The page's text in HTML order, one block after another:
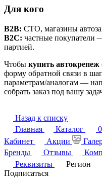
Для кого
B2B: СТО, магазины
B2C: частные покупатели
партией.
Чтобы купить автокрепеж
форму обратной связи в
параметрам/аналогам —
собрать заказ под вашу
Назад к списку
Главная
Каталог 0
Кабинет
Акции
Бренды
Отзывы
Реквизиты
Регион
Подписаться